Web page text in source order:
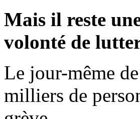
Mais il reste
volonté de
Le jour-même
milliers de